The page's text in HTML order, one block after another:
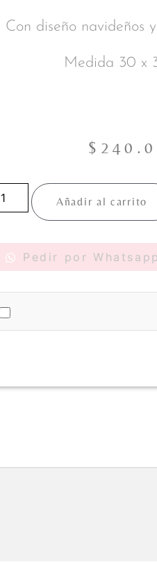
Con diseño navideños
Medida 30 x
$
Añadir al carrito
Pedir por